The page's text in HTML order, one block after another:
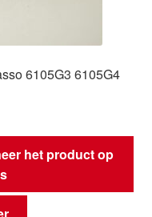
6105G3 6105G4
het product op